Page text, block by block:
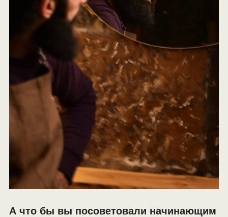
А что бы вы посоветовали начинающим